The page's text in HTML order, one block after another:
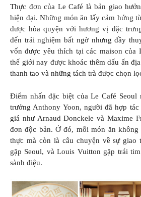
Thực đơn của Le Café là bản giao
hiện đại. Những món ăn lấy cảm hứng
được hòa quyện với hương vị đặc
đến trải nghiệm bất ngờ nhưng đầy
vốn được yêu thích tại các maison của
thế giới nay được khoác thêm dấu ấn
thanh tao và những tách trà được chọn
Điểm nhấn đặc biệt của Le Café Seoul
trưởng Anthony Yoon, người đã hợp
giá như Arnaud Donckele và Maxime
đơn độc bản. Ở đó, mỗi món ăn không
thực mà còn là câu chuyện về sự giao
gặp Seoul, và Louis Vuitton gặp trái
sành điệu.